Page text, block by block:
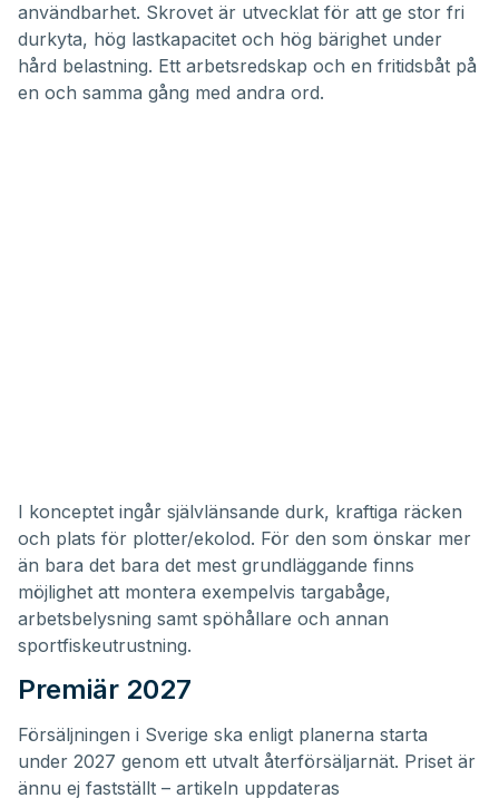
användbarhet. Skrovet är utvecklat för att ge stor fri
durkyta, hög lastkapacitet och hög bärighet under
hård belastning. Ett arbetsredskap och en fritidsbåt på
en och samma gång med andra ord.
I konceptet ingår självlänsande durk, kraftiga räcken
och plats för plotter/ekolod. För den som önskar mer
än bara det bara det mest grundläggande finns
möjlighet att montera exempelvis targabåge,
arbetsbelysning samt spöhållare och annan
sportfiskeutrustning.
Premiär 2027
Försäljningen i Sverige ska enligt planerna starta
under 2027 genom ett utvalt återförsäljarnät. Priset är
ännu ej fastställt – artikeln uppdateras